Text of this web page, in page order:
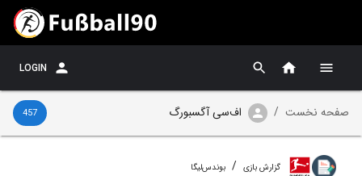
LOGIN
صفحه نخست / اف‌سی آگسبورگ 457
گزارش بازی / بوندس‌لیگا